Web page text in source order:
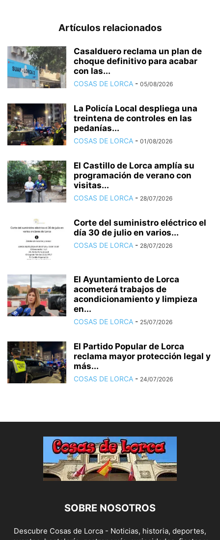
Artículos relacionados
Casalduero reclama un plan de
choque definitivo para acabar
con las...
COSAS DE LORCA - 05/08/2026
La Policía Local despliega una
treintena de controles en las
pedanías...
COSAS DE LORCA - 01/08/2026
El Castillo de Lorca amplía su
programación de verano con
visitas...
COSAS DE LORCA - 28/07/2026
Corte del suministro eléctrico el
día 30 de julio en varios...
COSAS DE LORCA - 28/07/2026
El Ayuntamiento de Lorca
acometerá trabajos de
acondicionamiento y limpieza
en...
COSAS DE LORCA - 25/07/2026
El Partido Popular de Lorca
reclama mayor protección legal y
más...
COSAS DE LORCA - 24/07/2026
SOBRE NOSOTROS
Descubre Cosas de Lorca - Noticias, historia, deportes,